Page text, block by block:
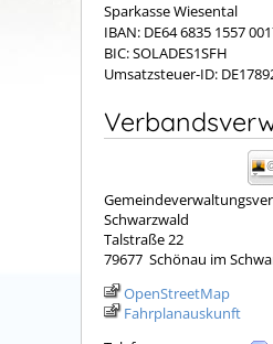
Sparkasse Wiesental
IBAN: DE64 6835 1557
BIC: SOLADES1SFH
Umsatzsteuer-ID:
Schwarzwald
Talstraße 22
79677 Schönau im
OpenStreetMap
Fahrplanauskunft